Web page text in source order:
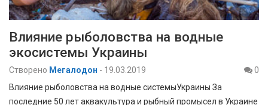
Влияние рыболовства на водные
экосистемы Украины
Створено Мегалодон - 19.03.2019
0
Влияние рыболовства на водные системыУкраины За
последние 50 лет аквакультура и рыбный промысел в Украине